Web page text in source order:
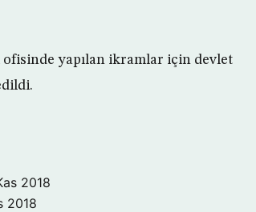
ofisinde yapılan ikramlar için devlet
2018
2018